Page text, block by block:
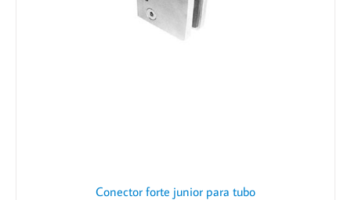
Conector forte junior para tubo